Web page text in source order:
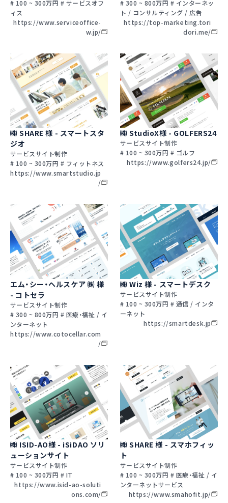
# 100 ~ 300万円 # サービスオフ
ィス
https://www.serviceoffice-
w.jp/
# 300 ~ 800万円 # インターネッ
ト / コンサルティング / 広告
https://top-marketing.tori
dori.me/
㈱ SHARE 様 - スマートスタ
ジオ
サービスサイト制作
# 100 ~ 300万円 # フィットネス
https://www.smartstudio.jp
/
㈱ StudioX様 - GOLFERS24
サービスサイト制作
# 100 ~ 300万円 # ゴルフ
https://www.golfers24.jp/
エム・シー・ヘルスケア ㈱ 様
- コトセラ
サービスサイト制作
# 300 ~ 800万円 # 医療・福祉 / イ
ンターネット
https://www.cotocellar.com
/
㈱ Wiz 様 - スマートデスク
サービスサイト制作
# 100 ~ 300万円 # 通信 / インタ
ーネット
https://smartdesk.jp
㈱ ISID-AO様 - iSiDAO ソリ
ューションサイト
サービスサイト制作
# 100 ~ 300万円 # IT
https://www.isid-ao-soluti
ons.com/
㈱ SHARE 様 - スマホフィッ
ト
サービスサイト制作
# 100 ~ 300万円 # 医療・福祉 / イ
ンターネットサービス
https://www.smahofit.jp/